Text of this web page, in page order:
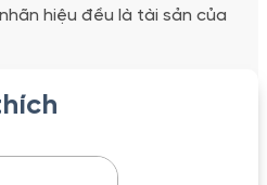
hiệu đều là tài sản của